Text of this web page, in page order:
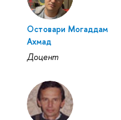
Остовари Могаддам
Ахмад
Доцент